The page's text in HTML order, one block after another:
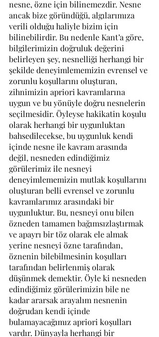
nesne, özne için bilinemezdir. Nesne
ancak bize göründüğü, algılarımıza
verili olduğu haliyle bizim için
bilinebilirdir. Bu nedenle Kant’a göre,
bilgilerimizin doğruluk değerini
belirleyen şey, nesnelliği herhangi bir
şekilde deneyimlememizin evrensel ve
zorunlu koşullarını oluşturan,
zihnimizin apriori kavramlarına
uygun ve bu yönüyle doğru nesnelerin
seçilmesidir. Öyleyse hakikatin koşulu
olarak herhangi bir uygunluktan
bahsedilecekse, bu uygunluk kendi
içinde nesne ile kavram arasında
değil, nesneden edindiğimiz
görülerimiz ile nesneyi
deneyimlememizin mutlak koşullarını
oluşturan belli evrensel ve zorunlu
kavramlarımız arasındaki bir
uygunluktur. Bu, nesneyi onu bilen
özneden tamamen bağımsızlaştırmak
ve apayrı bir töz olarak ele almak
yerine nesneyi özne tarafından,
öznenin bilebilmesinin koşulları
tarafından belirlenmiş olarak
düşünmek demektir. Öyle ki nesneden
edindiğimiz görülerimizin bile ne
kadar ararsak arayalım nesnenin
doğrudan kendi içinde
bulamayacağımız apriori koşulları
vardır. Dünyayla herhangi bir